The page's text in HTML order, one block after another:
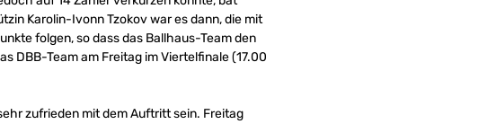
Karolin-Ivonn Tzokov war es dann, die mit
folgen, so dass das Ballhaus-Team den
DBB-Team am Freitag im Viertelfinale (17.00
zufrieden mit dem Auftritt sein. Freitag